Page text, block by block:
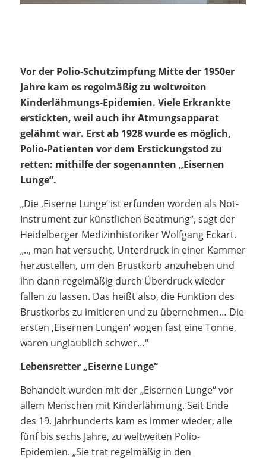
Vor der Polio-Schutzimpfung Mitte der 1950er
Jahre kam es regelmäßig zu weltweiten
Kinderlähmungs-Epidemien. Viele Erkrankte
erstickten, weil auch ihr Atmungsapparat
gelähmt war. Erst ab 1928 wurde es möglich,
Polio-Patienten vor dem Erstickungstod zu
retten: mithilfe der sogenannten „Eisernen
Lunge“.
„Die ‚Eiserne Lunge‘ ist erfunden worden als Not-
Instrument zur künstlichen Beatmung“, sagt der
Heidelberger Medizinhistoriker Wolfgang Eckart.
„.., man hat versucht, Unterdruck in einer Kammer
herzustellen, um den Brustkorb anzuheben und
ihn dann regelmäßig durch Überdruck wieder
fallen zu lassen. Das heißt also, die Funktion des
Brustkorbs zu imitieren und zu übernehmen… Die
ersten ‚Eisernen Lungen‘ wogen fast eine Tonne,
waren unglaublich schwer…“
Lebensretter „Eiserne Lunge“
Behandelt wurden mit der „Eisernen Lunge“ vor
allem Menschen mit Kinderlähmung. Seit Ende
des 19. Jahrhunderts kam es immer wieder, alle
fünf bis sechs Jahre, zu weltweiten Polio-
Epidemien. „Sie trat regelmäßig in den